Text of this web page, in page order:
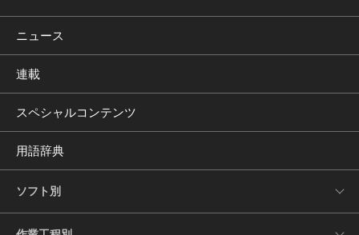
ニュース
連載
スペシャルコンテンツ
用語辞典
ソフト別